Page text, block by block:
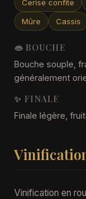
Cerise confite
Mûre
Cassis
👄 BOUCHE
Bouche souple,
généralement
✨ FINALE
Finale légère,
Vinification en